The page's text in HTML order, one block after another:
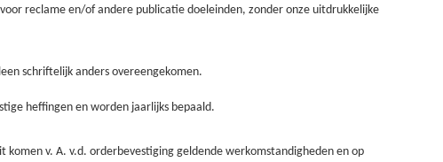
reclame en/of andere publicatie doeleinden, zonder onze uitdrukkelijke
schriftelijk anders overeengekomen.
heffingen en worden jaarlijks bepaald.
v. A. v.d. orderbevestiging geldende werkomstandigheden en op